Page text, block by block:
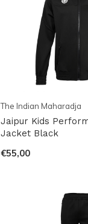
The Indian Maharadja
Jaipur Kids
Jacket Black
€55,00